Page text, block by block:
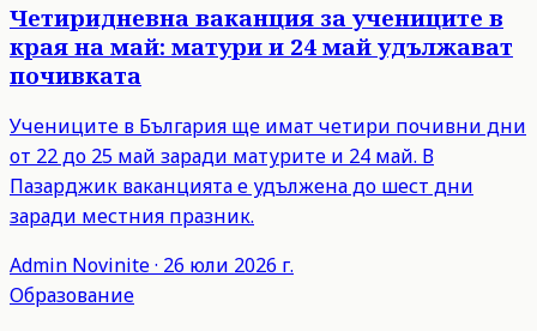
Четиридневна ваканция за учениците в
края на май: матури и 24 май удължават
почивката
Учениците в България ще имат четири почивни дни
от 22 до 25 май заради матурите и 24 май. В
Пазарджик ваканцията е удължена до шест дни
заради местния празник.
Admin Novinite· 26 юли 2026 г.
Образование